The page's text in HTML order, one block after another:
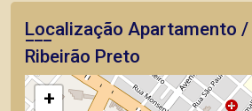
Localização Apartamento /
Ribeirão Preto
+